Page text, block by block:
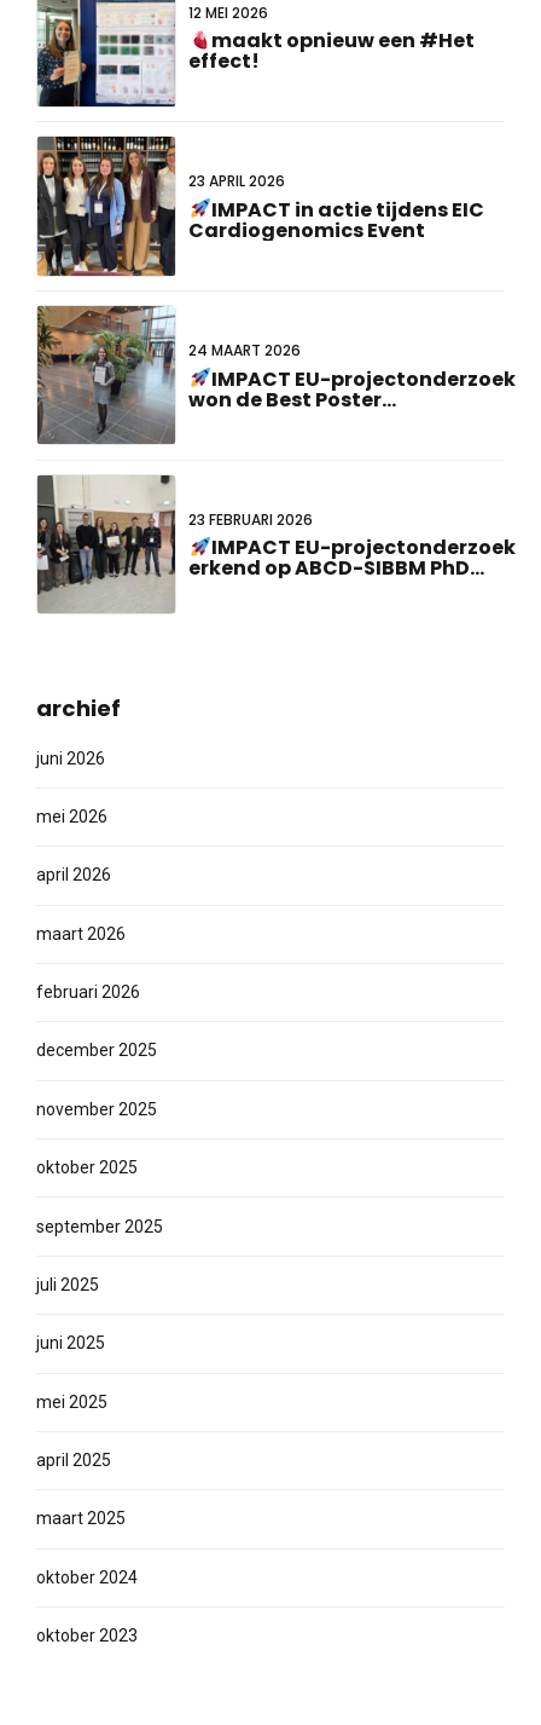
12 MEI 2026
maakt opnieuw een #Het
effect!
23 APRIL 2026
IMPACT in actie tijdens EIC
Cardiogenomics Event
24 MAART 2026
IMPACT EU-projectonderzoek
won de Best Poster
23 FEBRUARI 2026
IMPACT EU-projectonderzoek
erkend op ABCD-SIBBM PhD
archief
juni 2026
mei 2026
april 2026
maart 2026
februari 2026
december 2025
november 2025
oktober 2025
september 2025
juli 2025
juni 2025
mei 2025
april 2025
maart 2025
oktober 2024
oktober 2023